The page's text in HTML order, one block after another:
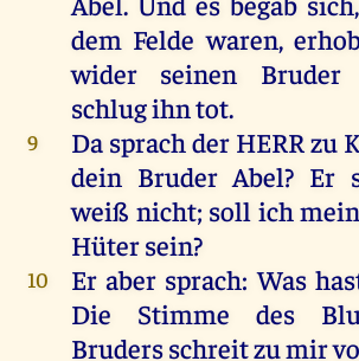
dem Felde waren,
widerseinen Bruder
schlug ihntot.
9 Da sprachder HERRzu
dein Bruder Abel? Er
weiß nicht; soll ich
Hütersein?
10 Er aber sprach:Was
Die Stimme des
Brudersschreitzu mir